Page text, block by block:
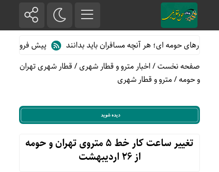
حومه ای؛ هر آنچه مسافران باید بدانند
پیش فروش بلیت
صفحه نخست/اخبار مترو و قطار شهری/قطار شهری تهران
و حومه/مترو و قطار شهری
تغییر ساعت کار خط ۵ متروی تهران و حومه
از ۲۶ اردیبهشت